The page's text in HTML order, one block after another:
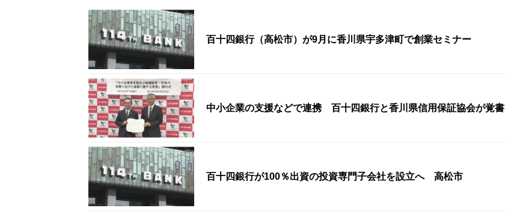
百十四銀行（高松市）が9月に香川県宇多津町で創業セミナー
中小企業の支援などで連携 百十四銀行と香川県信用保証協会が覚書
百十四銀行が100％出資の投資専門子会社を設立へ 高松市